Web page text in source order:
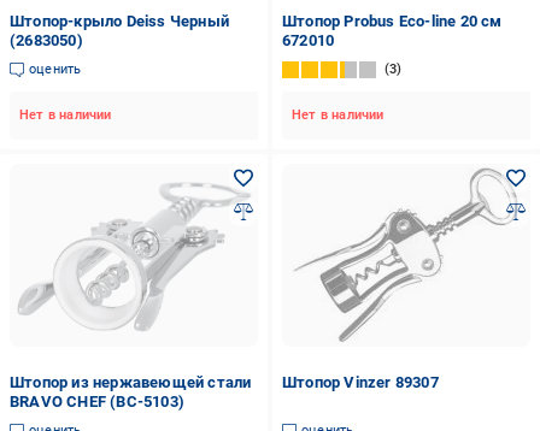
Штопор-крыло Deiss Черный
(2683050)
оценить
Нет в наличии
Штопор Probus Eco-line 20 см
672010
3
Нет в наличии
Штопор из нержавеющей стали
BRAVO CHEF (BC-5103)
Штопор Vinzer 89307